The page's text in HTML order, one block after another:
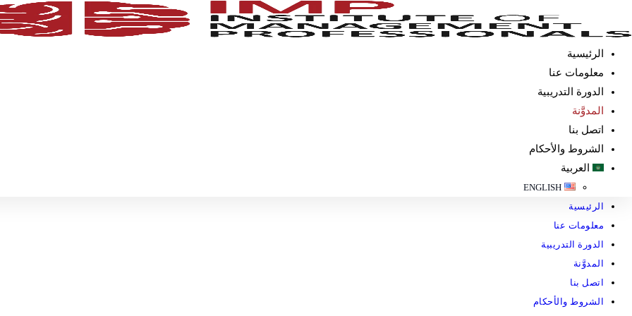
الرئيسية
معلومات عنا
الدورة التدريبية
المدوَّنة
اتصل بنا
الشروط والأحكام
العربية
ENGLISH
الرئيسية
معلومات عنا
الدورة التدريبية
المدوَّنة
اتصل بنا
الشروط والأحكام